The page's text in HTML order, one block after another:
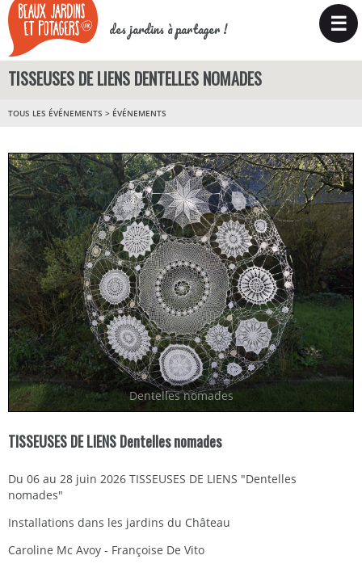
des jardins à partager ! ☰
TISSEUSES DE LIENS DENTELLES NOMADES
TOUS LES ÉVÉNEMENTS > ÉVÉNEMENTS
Dentelles nomades
TISSEUSES DE LIENS Dentelles nomades
Du 06 au 28 juin 2026 TISSEUSES DE LIENS "Dentelles
nomades"
Installations dans les jardins du Château
Caroline Mc Avoy - Françoise De Vito